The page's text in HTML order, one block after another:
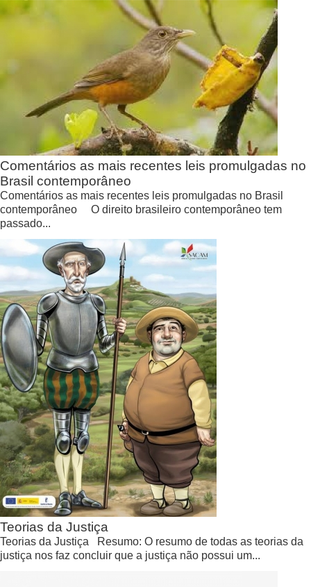
Comentários as mais recentes leis promulgadas no
Brasil contemporâneo
Comentários as mais recentes leis promulgadas no Brasil
contemporâneo O direito brasileiro contemporâneo tem
passado...
Teorias da Justiça
Teorias da Justiça Resumo: O resumo de todas as teorias da
justiça nos faz concluir que a justiça não possui um...